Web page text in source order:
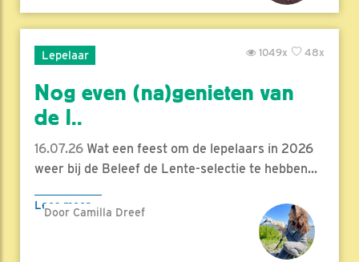
Lepelaar 48x
1049x
Nog even (na)genieten van
de l..
16.07.26 Wat een feest om de lepelaars in 2026
weer bij de Beleef de Lente-selectie te hebben...
Lees meer
Door Camilla Dreef